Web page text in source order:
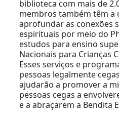
biblioteca com mais de
membros também têm a
aprofundar as conexões
espirituais por meio do
estudos para ensino
Nacionais para Crianças
Esses serviços e
pessoas legalmente
ajudarão a promover a
pessoas cegas a
e a abraçarem a Bendita